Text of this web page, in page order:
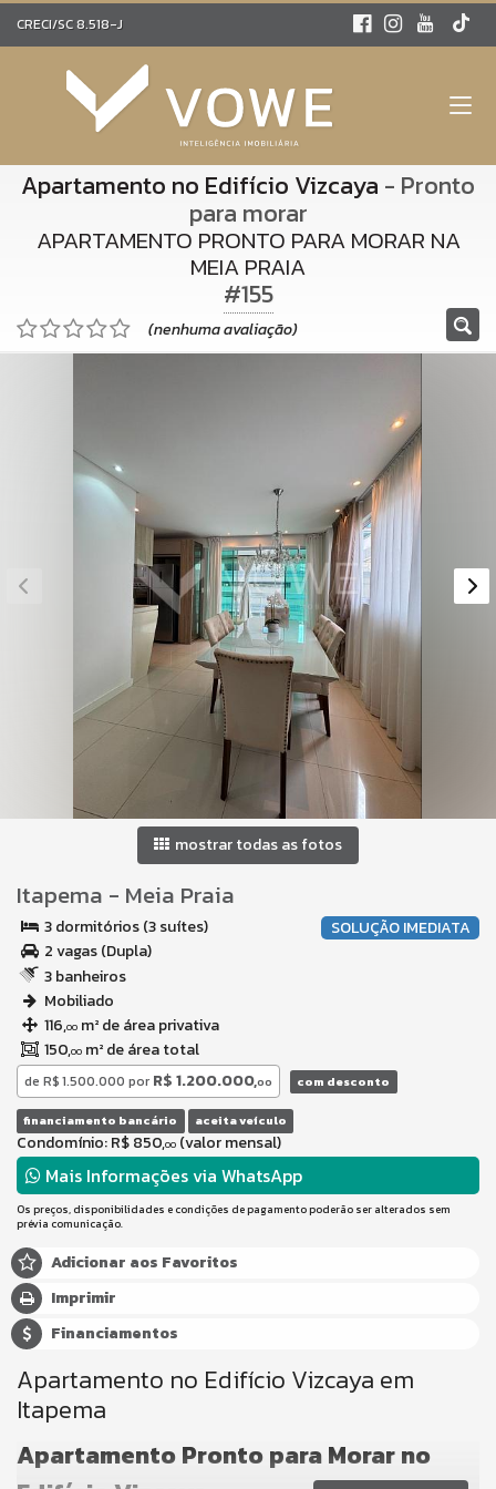
CRECI/SC 8.518-J
Apartamento no Edifício Vizcaya - Pronto
para morar
APARTAMENTO PRONTO PARA MORAR NA
MEIA PRAIA
#155
(nenhuma avaliação)
mostrar todas as fotos
Itapema - Meia Praia
SOLUÇÃO IMEDIATA
3 dormitórios (3 suítes)
2 vagas (Dupla)
3 banheiros
Mobiliado
116,00 m² de área privativa
150,00 m² de área total
de R$ 1.500.000 por R$ 1.200.000,00 com desconto
financiamento bancário aceita veículo
Condomínio: R$ 850,00 (valor mensal)
Mais Informações via WhatsApp
Os preços, disponibilidades e condições de pagamento poderão ser alterados sem
prévia comunicação.
Adicionar aos Favoritos
Imprimir
Financiamentos
Apartamento no Edifício Vizcaya em
Itapema
Apartamento Pronto para Morar no